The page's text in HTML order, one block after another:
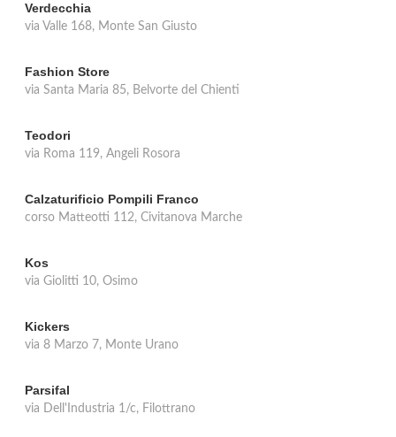
Verdecchia
via Valle 168, Monte San Giusto
Fashion Store
via Santa Maria 85, Belvorte del Chienti
Teodori
via Roma 119, Angeli Rosora
Calzaturificio Pompili Franco
corso Matteotti 112, Civitanova Marche
Kos
via Giolitti 10, Osimo
Kickers
via 8 Marzo 7, Monte Urano
Parsifal
via Dell'Industria 1/c, Filottrano